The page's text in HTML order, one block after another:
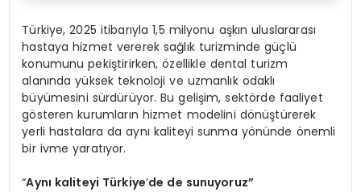
Türkiye, 2025 itibarıyla 1,5 milyonu aşkın uluslararası
hastaya hizmet vererek sağlık turizminde güçlü
konumunu pekiştirirken, özellikle dental turizm
alanında yüksek teknoloji ve uzmanlık odaklı
büyümesini sürdürüyor. Bu gelişim, sektörde faaliyet
gösteren kurumların hizmet modelini dönüştürerek
yerli hastalara da aynı kaliteyi sunma yönünde önemli
bir ivme yaratıyor.
“Aynı kaliteyi Türkiye’de de sunuyoruz”